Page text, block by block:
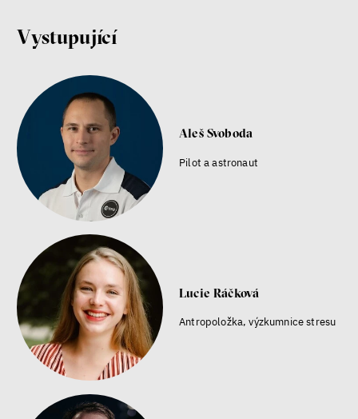
Vystupující
Aleš Svoboda
Pilot a astronaut
Lucie Ráčková
Antropoložka, výzkumnice stresu